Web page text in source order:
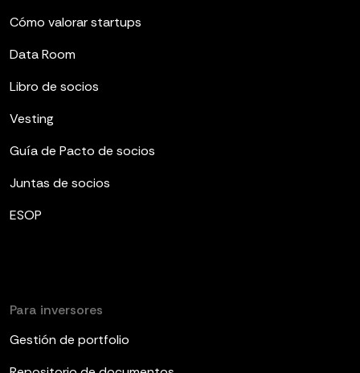
Cómo valorar startups
Data Room
Libro de socios
Vesting
Guía de Pacto de socios
Juntas de socios
ESOP
Para inversores
Gestión de portfolio